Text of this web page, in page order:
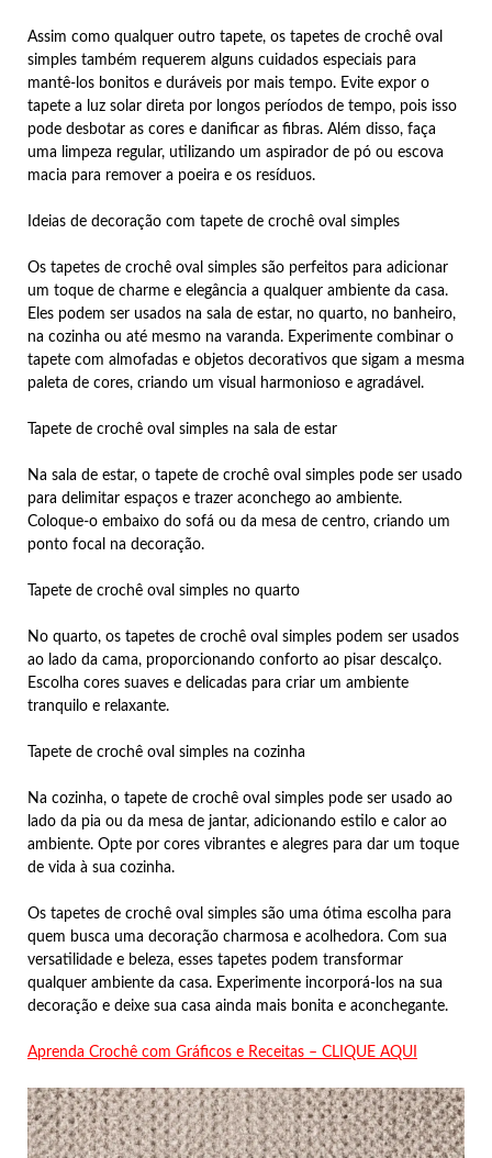
Assim como qualquer outro tapete, os tapetes de crochê oval
simples também requerem alguns cuidados especiais para
mantê-los bonitos e duráveis por mais tempo. Evite expor o
tapete a luz solar direta por longos períodos de tempo, pois isso
pode desbotar as cores e danificar as fibras. Além disso, faça
uma limpeza regular, utilizando um aspirador de pó ou escova
macia para remover a poeira e os resíduos.
Ideias de decoração com tapete de crochê oval simples
Os tapetes de crochê oval simples são perfeitos para adicionar
um toque de charme e elegância a qualquer ambiente da casa.
Eles podem ser usados na sala de estar, no quarto, no banheiro,
na cozinha ou até mesmo na varanda. Experimente combinar o
tapete com almofadas e objetos decorativos que sigam a mesma
paleta de cores, criando um visual harmonioso e agradável.
Tapete de crochê oval simples na sala de estar
Na sala de estar, o tapete de crochê oval simples pode ser usado
para delimitar espaços e trazer aconchego ao ambiente.
Coloque-o embaixo do sofá ou da mesa de centro, criando um
ponto focal na decoração.
Tapete de crochê oval simples no quarto
No quarto, os tapetes de crochê oval simples podem ser usados
ao lado da cama, proporcionando conforto ao pisar descalço.
Escolha cores suaves e delicadas para criar um ambiente
tranquilo e relaxante.
Tapete de crochê oval simples na cozinha
Na cozinha, o tapete de crochê oval simples pode ser usado ao
lado da pia ou da mesa de jantar, adicionando estilo e calor ao
ambiente. Opte por cores vibrantes e alegres para dar um toque
de vida à sua cozinha.
Os tapetes de crochê oval simples são uma ótima escolha para
quem busca uma decoração charmosa e acolhedora. Com sua
versatilidade e beleza, esses tapetes podem transformar
qualquer ambiente da casa. Experimente incorporá-los na sua
decoração e deixe sua casa ainda mais bonita e aconchegante.
Aprenda Crochê com Gráficos e Receitas – CLIQUE AQUI